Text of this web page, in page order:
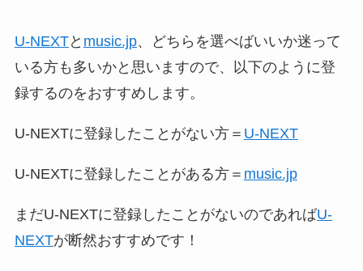
U-NEXTと music.jp、どちらを選べばいいか迷って
いる方も多いかと思いますので、以下のように登
録するのをおすすめします。
U-NEXTに登録したことがない方＝ U-NEXT
U-NEXTに登録したことがある方＝ music.jp
まだU-NEXTに登録したことがないのであればU-
NEXTが断然おすすめです！